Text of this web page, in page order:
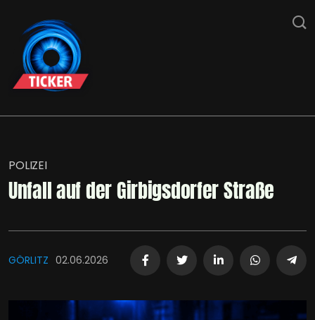
POLIZEI
Unfall auf der Girbigsdorfer Straße
GÖRLITZ 02.06.2026